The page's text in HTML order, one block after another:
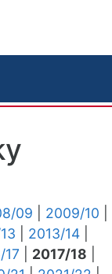
09 2009/10
2013/14
17 2017/18